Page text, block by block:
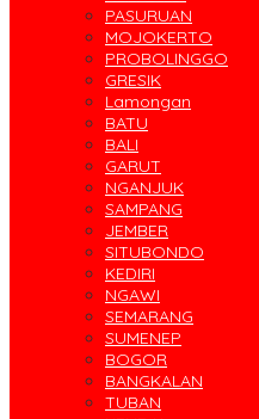
PASURUAN
MOJOKERTO
PROBOLINGGO
GRESIK
Lamongan
BATU
BALI
GARUT
NGANJUK
SAMPANG
JEMBER
SITUBONDO
KEDIRI
NGAWI
SEMARANG
SUMENEP
BOGOR
BANGKALAN
TUBAN